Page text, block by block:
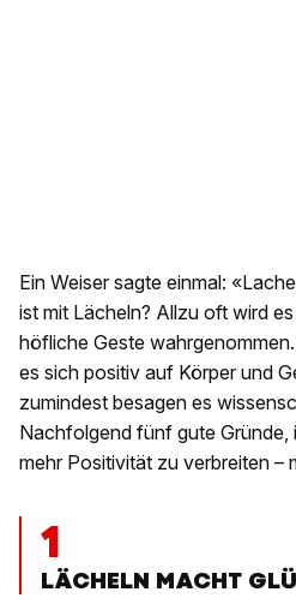
Ein Weiser sagte einmal:
ist mit Lächeln? Allzu oft wird
höfliche Geste
es sich positiv auf Körper und
zumindest besagen es
Nachfolgend fünf gute Gründe,
mehr Positivität zu verbreiten –
1
LÄCHELN MACHT